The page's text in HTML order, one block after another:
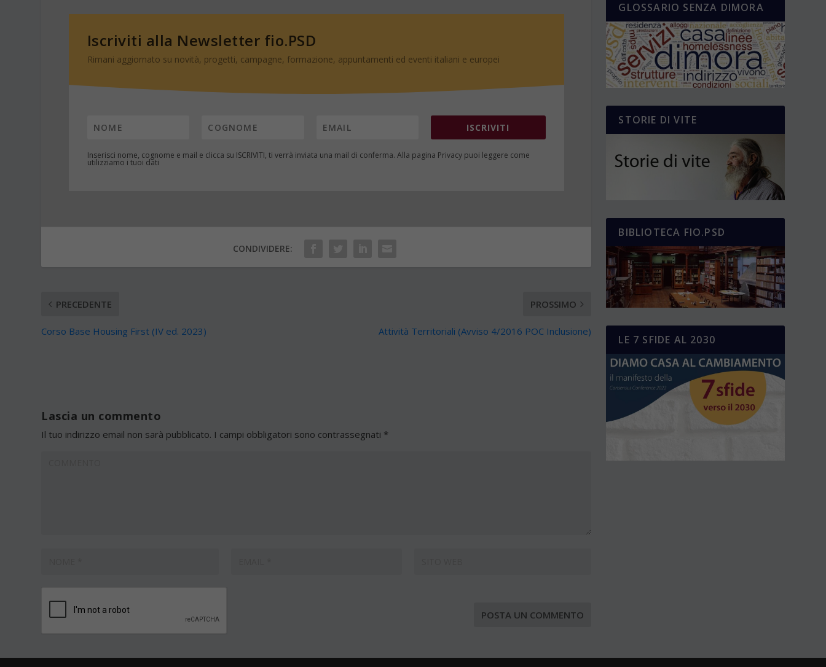
Iscriviti alla Newsletter fio.PSD
Rimani aggiornato su novità, progetti, campagne, formazione, appuntamenti ed eventi italiani e europei
ISCRIVITI
Inserisci nome, cognome e mail e clicca su ISCRIVITI, ti verrà inviata una mail di conferma. Alla pagina Privacypuoi leggere come
utilizziamo i tuoi dati
CONDIVIDERE:
PRECEDENTE
Corso Base Housing First (IV ed. 2023)
PROSSIMO
Attività Territoriali (Avviso 4/2016 POC Inclusione)
Lascia un commento
Il tuo indirizzo email non sarà pubblicato. I campi obbligatori sono contrassegnati *
GLOSSARIO SENZA DIMORA
STORIE DI VITE
BIBLIOTECA FIO.PSD
LE 7 SFIDE AL 2030